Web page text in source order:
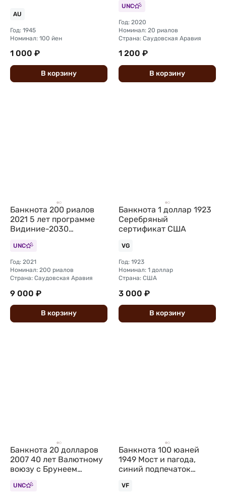
AU
Год: 1945
Номинал: 100 йен
1 000 ₽
В корзину
UNC
Год: 2020
Номинал: 20 риалов
Страна: Саудовская Аравия
1 200 ₽
В корзину
Банкнота 200 риалов
2021 5 лет программе
Видиние-2030
UNC
Год: 2021
Номинал: 200 риалов
Страна: Саудовская Аравия
9 000 ₽
В корзину
Банкнота 1 доллар 1923
Серебряный
сертификат США
VG
Год: 1923
Номинал: 1 доллар
Страна: США
3 000 ₽
В корзину
Банкнота 20 долларов
2007 40 лет Валютному
воюзу с Брунеем
UNC
Банкнота 100 юаней
1949 Мост и пагода,
синий подпечаток
Китай
VF